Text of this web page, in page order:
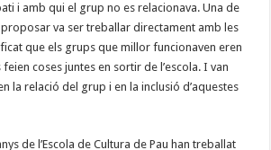
i amb qui el grup no es relacionava. Una de
proposar va ser treballar directament amb les
que els grups que millor funcionaven eren
coses juntes en sortir de l’escola. I van
la relació del grup i en la inclusió d’aquestes
de l’Escola de Cultura de Pau han treballat